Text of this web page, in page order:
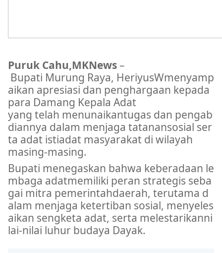
Puruk Cahu,MKNews–
Bupati Murung Raya, HeriyusWmenyamp
aikan apresiasi dan penghargaan kepada
para Damang Kepala Adat
yang telah menunaikantugas dan pengab
diannya dalam menjaga tatanansosial ser
ta adat istiadat masyarakat di wilayah
masing-masing.
Bupati menegaskan bahwa keberadaan le
mbaga adatmemiliki peran strategis seba
gai mitra pemerintahdaerah, terutama d
alam menjaga ketertiban sosial, menyeles
aikan sengketa adat, serta melestarikanni
lai-nilai luhur budaya Dayak.